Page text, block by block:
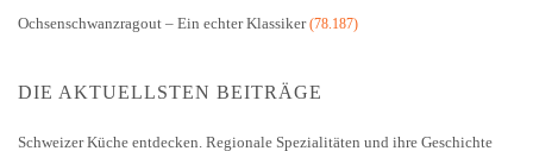
Ochsenschwanzragout – Ein echter Klassiker(78.187)
DIE AKTUELLSTEN BEITRÄGE
Schweizer Küche entdecken. Regionale Spezialitäten und ihre Geschichte